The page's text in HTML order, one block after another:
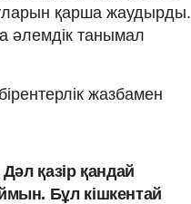
қарша жаудырды.
әлемдік танымал
жазбамен
қазір қандай
Бұл кішкентай